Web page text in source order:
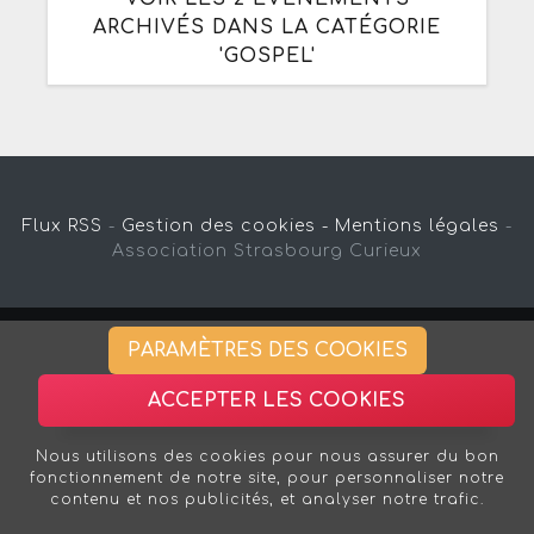
ARCHIVÉS DANS LA CATÉGORIE
'GOSPEL'
Flux RSS - Gestion des cookies - Mentions légales -
Association Strasbourg Curieux
PARAMÈTRES DES COOKIES
ACCEPTER LES COOKIES
Nous utilisons des cookies pour nous assurer du bon
fonctionnement de notre site, pour personnaliser notre
contenu et nos publicités, et analyser notre trafic.